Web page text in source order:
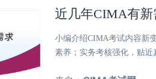
近几年CIMA有
小编介绍CIMA考试内容新
素养；实务考核强化，贴